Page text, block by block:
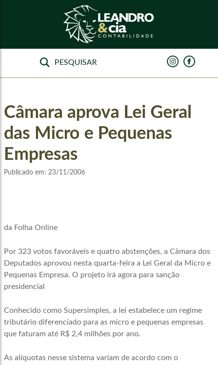
Câmara aprova Lei Geral
das Micro e Pequenas
Empresas
Publicado em: 23/11/2006
da Folha Online
Por 323 votos favoráveis e quatro abstenções, a Câmara dos
Deputados aprovou nesta quarta-feira a Lei Geral da Micro e
Pequenas Empresa. O projeto irá agora para sanção
presidencial
Conhecido como Supersimples, a lei estabelece um regime
tributário diferenciado para as micro e pequenas empresas
que faturam até R$ 2,4 milhões por ano.
As alíquotas nesse sistema variam de acordo com o